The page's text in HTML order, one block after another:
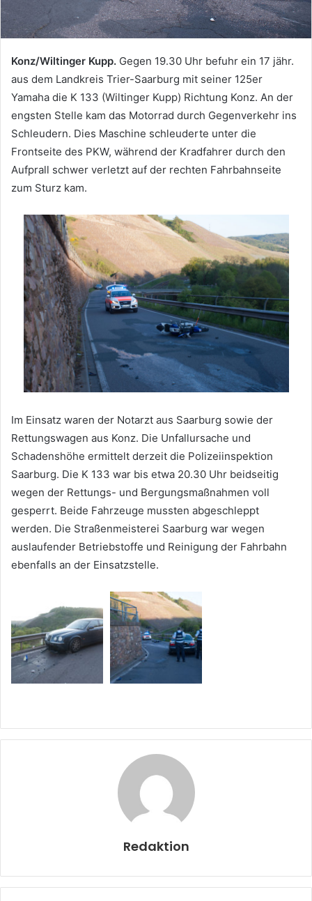
Konz/Wiltinger Kupp. Gegen 19.30 Uhr befuhr ein 17 jähr.
aus dem Landkreis Trier-Saarburg mit seiner 125er
Yamaha die K 133 (Wiltinger Kupp) Richtung Konz. An der
engsten Stelle kam das Motorrad durch Gegenverkehr ins
Schleudern. Dies Maschine schleuderte unter die
Frontseite des PKW, während der Kradfahrer durch den
Aufprall schwer verletzt auf der rechten Fahrbahnseite
zum Sturz kam.
Im Einsatz waren der Notarzt aus Saarburg sowie der
Rettungswagen aus Konz. Die Unfallursache und
Schadenshöhe ermittelt derzeit die Polizeiinspektion
Saarburg. Die K 133 war bis etwa 20.30 Uhr beidseitig
wegen der Rettungs- und Bergungsmaßnahmen voll
gesperrt. Beide Fahrzeuge mussten abgeschleppt
werden. Die Straßenmeisterei Saarburg war wegen
auslaufender Betriebstoffe und Reinigung der Fahrbahn
ebenfalls an der Einsatzstelle.
Redaktion